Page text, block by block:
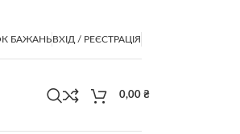
БАЖАНЬВХІД / РЕЄСТРАЦІЯ
0,00 ₴